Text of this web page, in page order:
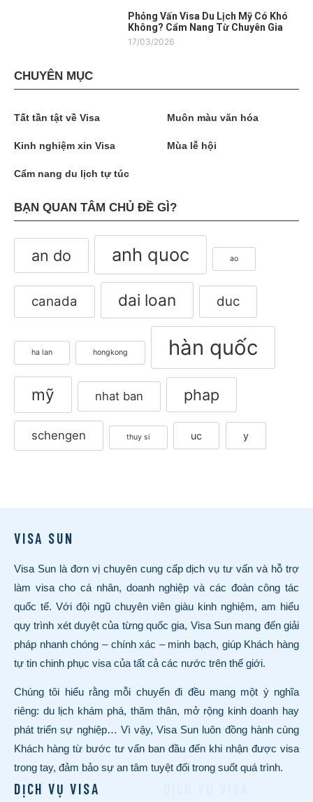
Phỏng Vấn Visa Du Lịch Mỹ Có Khó
Không? Cẩm Nang Từ Chuyên Gia
17/03/2026
CHUYÊN MỤC
Tất tần tật về Visa Muôn màu văn hóa
Kinh nghiệm xin Visa Mùa lễ hội
Cẩm nang du lịch tự túc
BẠN QUAN TÂM CHỦ ĐỀ GÌ?
an do anh quoc ao
canada dai loan duc
ha lan hongkong hàn quốc
mỹ nhat ban phap
schengen thuy si uc y
VISA SUN
Visa Sun là đơn vị chuyên cung cấp dịch vụ tư vấn và hỗ trợ
làm visa cho cá nhân, doanh nghiệp và các đoàn công tác
quốc tế. Với đội ngũ chuyên viên giàu kinh nghiệm, am hiểu
quy trình xét duyệt của từng quốc gia, Visa Sun mang đến giải
pháp nhanh chóng – chính xác – minh bạch, giúp Khách hàng
tự tin chinh phục visa của tất cả các nước trên thế giới.
Chúng tôi hiểu rằng mỗi chuyến đi đều mang một ý nghĩa
riêng: du lịch khám phá, thăm thân, mở rộng kinh doanh hay
phát triển sự nghiệp… Vì vậy, Visa Sun luôn đồng hành cùng
Khách hàng từ bước tư vấn ban đầu đến khi nhận được visa
trong tay, đảm bảo sự an tâm tuyệt đối trong suốt quá trình.
DỊCH VỤ VISA